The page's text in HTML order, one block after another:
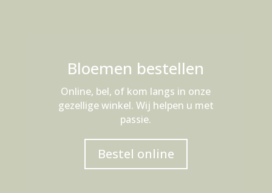
Bloemen bestellen
Online, bel, of kom langs in onze
gezellige winkel. Wij helpen u met
passie.
Bestel online